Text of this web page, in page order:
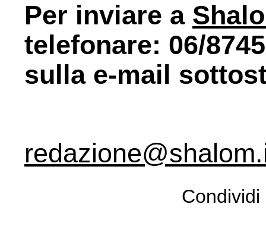
Per inviare a
telefonare: 06/
sulla e-mail